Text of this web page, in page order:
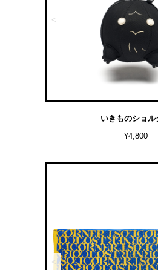
<
いきものショル
¥4,800
<